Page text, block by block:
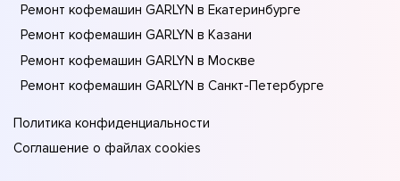
Ремонт кофемашин GARLYN в Екатеринбурге
Ремонт кофемашин GARLYN в Казани
Ремонт кофемашин GARLYN в Москве
Ремонт кофемашин GARLYN в Санкт-Петербурге
Политика конфиденциальности
Соглашение о файлах cookies